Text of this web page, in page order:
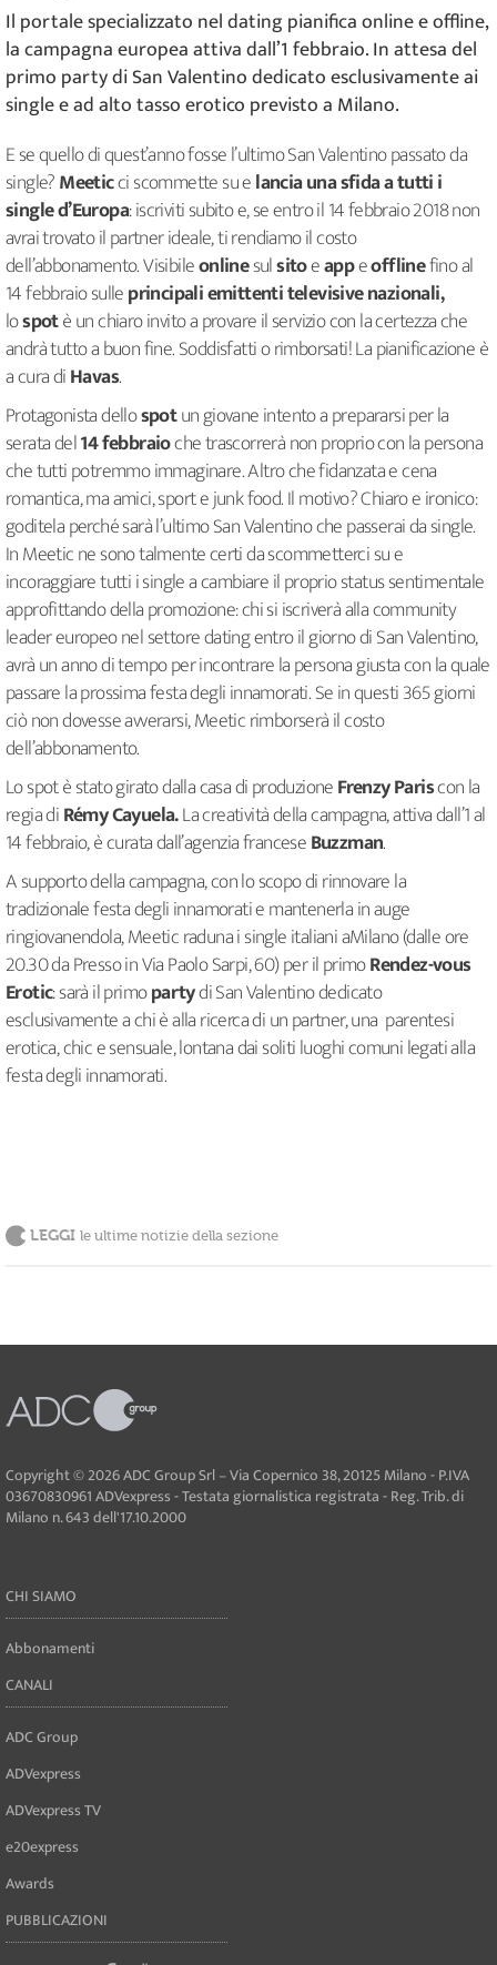
Il portale specializzato nel dating pianifica online e offline,
la campagna europea attiva dall’1 febbraio. In attesa del
primo party di San Valentino dedicato esclusivamente ai
single e ad alto tasso erotico previsto a Milano.
E se quello di quest’anno fosse l’ultimo San Valentino passato da
single?Meeticci scommette su elancia una sfida a tutti i
single d’Europa: iscriviti subito e, se entro il 14 febbraio 2018 non
avrai trovato il partner ideale, ti rendiamo il costo
dell’abbonamento. Visibileonlinesulsitoeappeofflinefino al
14 febbraio sulleprincipali emittenti televisive nazionali,
lospotè un chiaro invito a provare il servizio con la certezza che
andrà tutto a buon fine. Soddisfatti o rimborsati! La pianificazione è
a cura diHavas.
Protagonista dellospotun giovane intento a prepararsi per la
serata del14 febbraioche trascorrerà non proprio con la persona
che tutti potremmo immaginare. Altro che fidanzata e cena
romantica, ma amici, sport e junk food. Il motivo? Chiaro e ironico:
goditela perché sarà l’ultimo San Valentino che passerai da single.
In Meetic ne sono talmente certi da scommetterci su e
incoraggiare tutti i single a cambiare il proprio status sentimentale
approfittando della promozione: chi si iscriverà alla community
leader europeo nel settore dating entro il giorno di San Valentino,
avrà un anno di tempo per incontrare la persona giusta con la quale
passare la prossima festa degli innamorati. Se in questi 365 giorni
ciò non dovesse avverarsi, Meetic rimborserà il costo
dell’abbonamento.
Lo spot è stato girato dalla casa di produzioneFrenzy Pariscon la
regia diRémy Cayuela.La creatività della campagna, attiva dall’1 al
14 febbraio, è curata dall’agenzia franceseBuzzman.
A supporto della campagna, con lo scopo di rinnovare la
tradizionale festa degli innamorati e mantenerla in auge
ringiovanendola, Meetic raduna i single italiani aMilano (dalle ore
20.30 da Presso in Via Paolo Sarpi, 60) per il primoRendez-vous
Erotic: sarà il primopartydi San Valentino dedicato
esclusivamente a chi è alla ricerca di un partner, una parentesi
erotica, chic e sensuale, lontana dai soliti luoghi comuni legati alla
festa degli innamorati.
LEGGI le ultime notizie della sezione
Copyright © 2026 ADC Group Srl – Via Copernico 38, 20125 Milano - P.IVA
03670830961 ADVexpress - Testata giornalistica registrata - Reg. Trib. di
Milano n. 643 dell'17.10.2000
CHI SIAMO
Abbonamenti
CANALI
ADC Group
ADVexpress
ADVexpress TV
e20express
Awards
PUBBLICAZIONI